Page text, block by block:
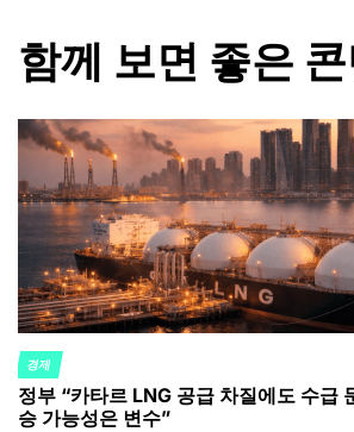
함께 보면 좋은
POSTED
IN
경제
정부 “카타르 LNG 공급 차질에도 수급
승 가능성은 변수”